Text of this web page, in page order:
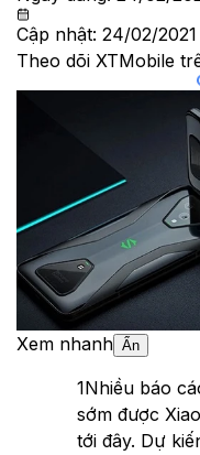
Cập nhật: 24/02/2021
Theo dõi XTMobile
Xem nhanh Ẩn
1Nhiều báo
sớm được
tới đây. Dự